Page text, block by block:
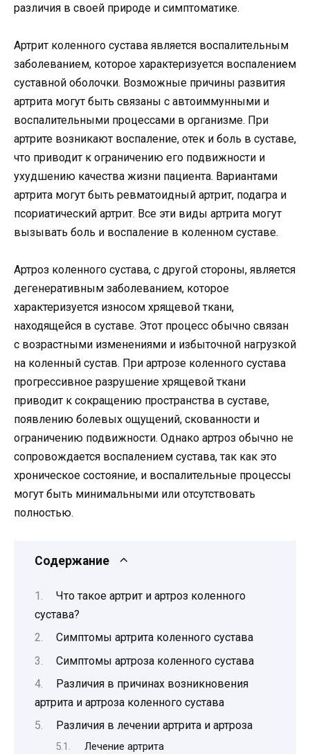
различия в своей природе и симптоматике.
Артрит коленного сустава является воспалительным
заболеванием, которое характеризуется воспалением
суставной оболочки. Возможные причины развития
артрита могут быть связаны с автоиммунными и
воспалительными процессами в организме. При
артрите возникают воспаление, отек и боль в суставе,
что приводит к ограничению его подвижности и
ухудшению качества жизни пациента. Вариантами
артрита могут быть ревматоидный артрит, подагра и
псориатический артрит. Все эти виды артрита могут
вызывать боль и воспаление в коленном суставе.
Артроз коленного сустава, с другой стороны, является
дегенеративным заболеванием, которое
характеризуется износом хрящевой ткани,
находящейся в суставе. Этот процесс обычно связан
с возрастными изменениями и избыточной нагрузкой
на коленный сустав. При артрозе коленного сустава
прогрессивное разрушение хрящевой ткани
приводит к сокращению пространства в суставе,
появлению болевых ощущений, скованности и
ограничению подвижности. Однако артроз обычно не
сопровождается воспалением сустава, так как это
хроническое состояние, и воспалительные процессы
могут быть минимальными или отсутствовать
полностью.
Содержание
Что такое артрит и артроз коленного
сустава?
Симптомы артрита коленного сустава
Симптомы артроза коленного сустава
Различия в причинах возникновения
артрита и артроза коленного сустава
Различия в лечении артрита и артроза
Лечение артрита